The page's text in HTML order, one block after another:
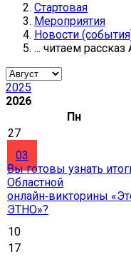
Стартовая
Мероприятия
Новости
... читаем
2025
2026
Пн
27
03
Вы готовы узнать
Областной
онлайн‑викторины
ЭТНО»?
10
17